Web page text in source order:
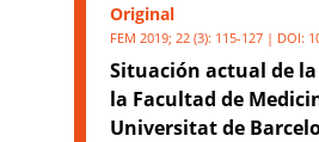
Original
FEM 2019; 22 (3): 115-127 | DOI:
Situación actual de
la Facultad de
Universitat de